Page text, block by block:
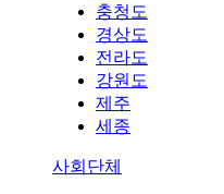
충청도
경상도
전라도
강원도
제주
세종
사회단체